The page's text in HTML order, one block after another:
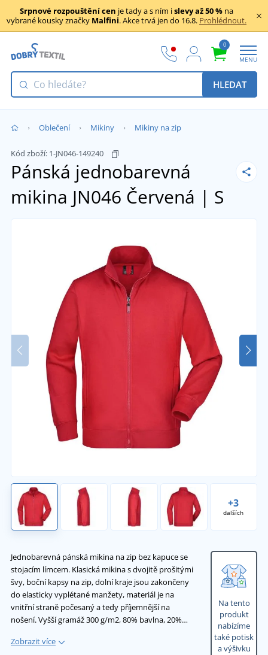
Srpnové rozpouštění cen je tady a s ním islevy až 50 % na
vybrané kousky značky Malfini. Akce trvá jen do 16.8. Prohlédnout.
0
MENU
HLEDAT
Oblečení Mikiny Mikiny na zip
Kód zboží: 1-JN046-149240
Pánská jednobarevná
mikina JN046 Červená | S
+3
dalších
Jednobarevná pánská mikina na zip bez kapuce se
stojacím límcem. Klasická mikina s dvojitě prošitými
švy, boční kapsy na zip, dolní kraje jsou zakončeny
do elasticky vyplétané manžety, materiál je na
vnitřní straně počesaný a tedy příjemnější na
nošení. Vyšší gramáž 300 g/m2, 80% bavlna, 20%…
Zobrazit více
Na tento
produkt
nabízíme
také potisk
a výšivku